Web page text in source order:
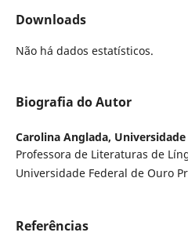
Downloads
Não há dados estatísticos.
Biografia do Autor
Carolina Anglada,
Professora de Literaturas de
Universidade Federal de Ouro
Referências